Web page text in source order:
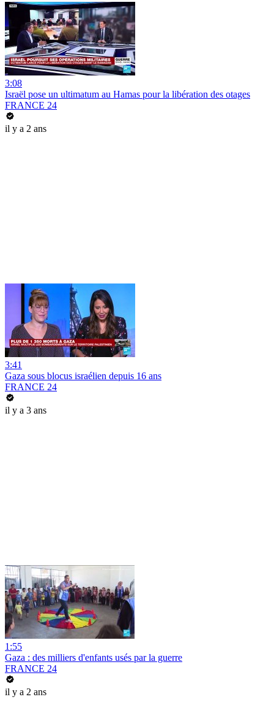
3:08
Israël pose un ultimatum au Hamas pour la libération des otages
FRANCE 24
il y a 2 ans
3:41
Gaza sous blocus israélien depuis 16 ans
FRANCE 24
il y a 3 ans
1:55
Gaza : des milliers d'enfants usés par la guerre
FRANCE 24
il y a 2 ans